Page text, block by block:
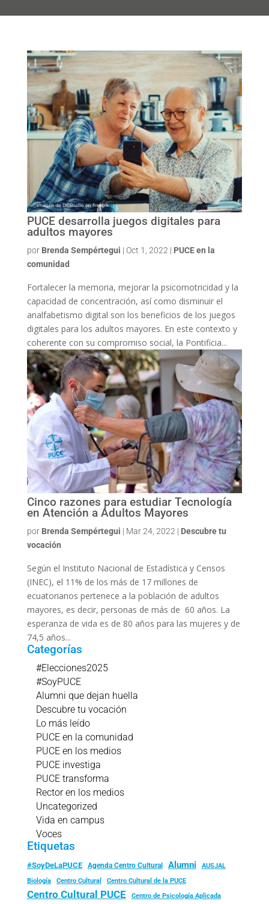
PUCE desarrolla juegos digitales para
adultos mayores
por Brenda Sempértegui | Oct 1, 2022 | PUCE en la
comunidad
Fortalecer la memoria, mejorar la psicomotricidad y la
capacidad de concentración, así como disminuir el
analfabetismo digital son los beneficios de los juegos
digitales para los adultos mayores. En este contexto y
coherente con su compromiso social, la Pontificia...
Cinco razones para estudiar Tecnología
en Atención a Adultos Mayores
por Brenda Sempértegui | Mar 24, 2022 | Descubre tu
vocación
Según el Instituto Nacional de Estadística y Censos
(INEC), el 11% de los más de 17 millones de
ecuatorianos pertenece a la población de adultos
mayores, es decir, personas de más de 60 años. La
esperanza de vida es de 80 años para las mujeres y de
74,5 años...
Categorías
#Elecciones2025
#SoyPUCE
Alumni que dejan huella
Descubre tu vocación
Lo más leído
PUCE en la comunidad
PUCE en los medios
PUCE investiga
PUCE transforma
Rector en los medios
Uncategorized
Vida en campus
Voces
Etiquetas
#SoyDeLaPUCE Agenda Centro Cultural Alumni
AUSJAL
Biología
Centro Cultural Centro Cultural de la PUCE
Centro Cultural PUCE Centro de Psicología Aplicada